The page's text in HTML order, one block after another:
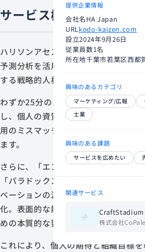
サービス概要
ハリソンアセスメントは、30年以上
予測分析を活用し、採用・育成・定
する戦略的人材マネジメントソリュー
わずか25分のオンライン診断で175
し、個人の資質と職務要件の適合度
用のミスマッチや早期離職といった
ます。
さらに、「エンジョイメント・パフ
「パラドックス・テクノロジー」に
ベーションの源泉やストレス下での
化。表面的な能力評価にとどまらず
めの本質的な要因にアプローチします
これにより、個人の期待と組織目標を
提供企業情報
会社名HA Japan
URLkodo-kaizen.com
設立2024年9月26日
従業員数1名
所在地千葉市若葉区西都
興味のあるカテゴリ
マーケティング/広報
士業
興味のある課題
サービスを広めたい
関連サービス
CraftStadium
株式会社